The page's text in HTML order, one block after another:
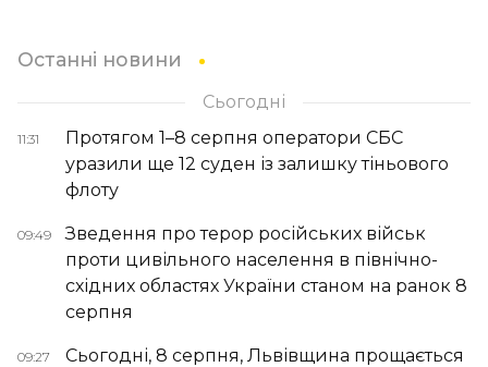
Останні новини
Сьогодні
11:31
Протягом 1–8 серпня оператори СБС
уразили ще 12 суден із залишку тіньового
флоту
09:49
Зведення про терор російських військ
проти цивільного населення в північно-
східних областях України станом на ранок 8
серпня
09:27
Сьогодні, 8 серпня, Львівщина прощається